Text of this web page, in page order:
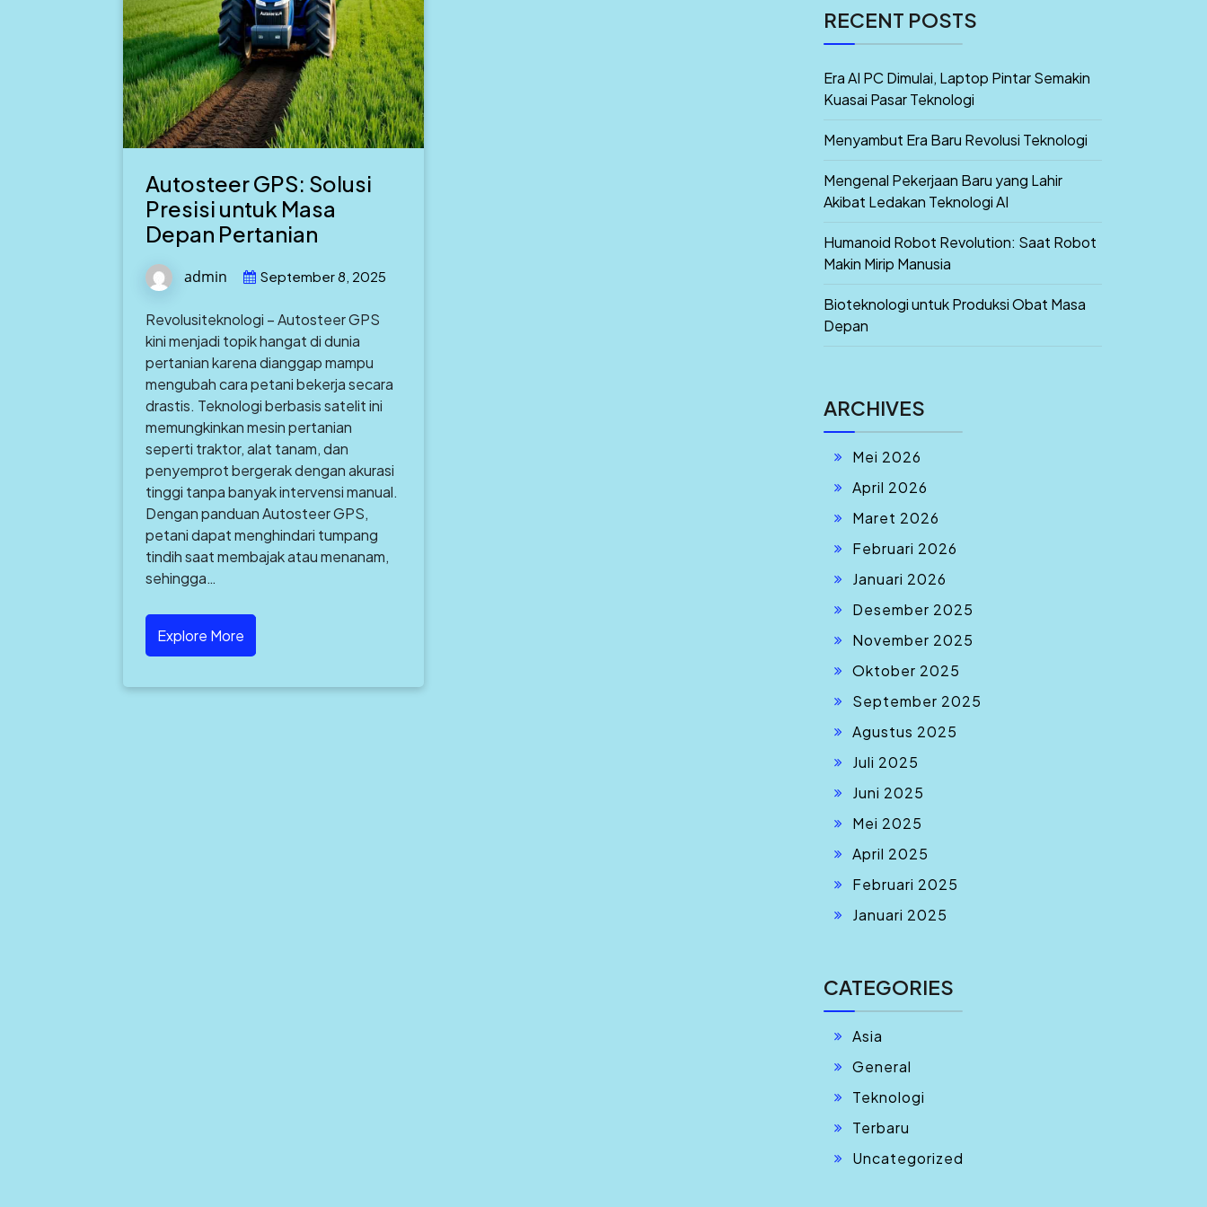
Autosteer GPS: Solusi
Presisi untuk Masa
Depan Pertanian
admin September 8, 2025
Revolusiteknologi – Autosteer GPS
kini menjadi topik hangat di dunia
pertanian karena dianggap mampu
mengubah cara petani bekerja secara
drastis. Teknologi berbasis satelit ini
memungkinkan mesin pertanian
seperti traktor, alat tanam, dan
penyemprot bergerak dengan akurasi
tinggi tanpa banyak intervensi manual.
Dengan panduan Autosteer GPS,
petani dapat menghindari tumpang
tindih saat membajak atau menanam,
sehingga…
Explore More
RECENT POSTS
Era AI PC Dimulai, Laptop Pintar Semakin
Kuasai Pasar Teknologi
Menyambut Era Baru Revolusi Teknologi
Mengenal Pekerjaan Baru yang Lahir
Akibat Ledakan Teknologi AI
Humanoid Robot Revolution: Saat Robot
Makin Mirip Manusia
Bioteknologi untuk Produksi Obat Masa
Depan
ARCHIVES
Mei 2026
April 2026
Maret 2026
Februari 2026
Januari 2026
Desember 2025
November 2025
Oktober 2025
September 2025
Agustus 2025
Juli 2025
Juni 2025
Mei 2025
April 2025
Februari 2025
Januari 2025
CATEGORIES
Asia
General
Teknologi
Terbaru
Uncategorized